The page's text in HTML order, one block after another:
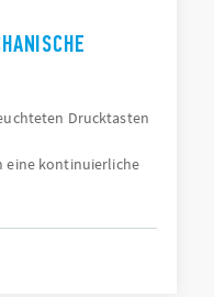
Drucktasten
eine kontinuierliche